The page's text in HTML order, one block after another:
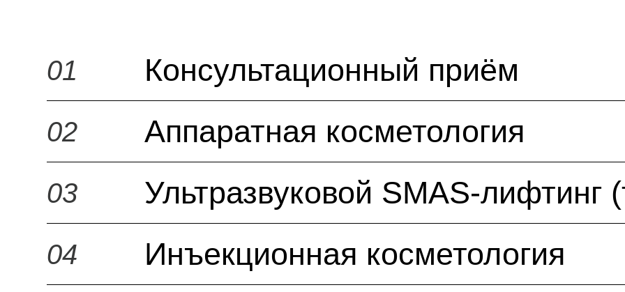
01 Консультационный приём
02 Аппаратная косметология
03 Ультразвуковой SMAS-лифтинг
04 Инъекционная косметология